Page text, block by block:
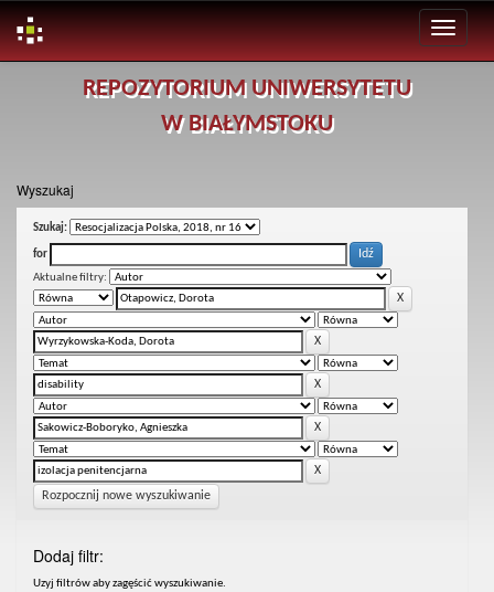
REPOZYTORIUM UNIWERSYTETU
W BIAŁYMSTOKU
Wyszukaj
Szukaj:
for
Aktualne filtry:
Rozpocznij nowe wyszukiwanie
Dodaj filtr:
Uzyj filtrów aby zagęścić wyszukiwanie.